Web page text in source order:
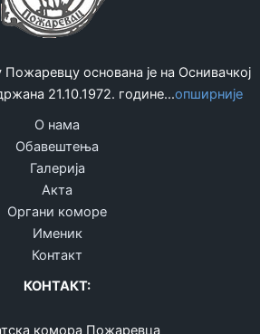
основана је на Оснивачкој
21.10.1972. године...опширније
О нама
Обавештења
Галерија
Акта
Органи коморе
Именик
Контакт
КОНТАКТ:
комора Пожаревца